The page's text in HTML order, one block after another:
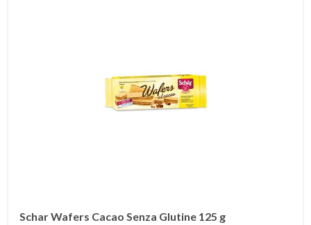
Schar Wafers Cacao Senza Glutine 125 g